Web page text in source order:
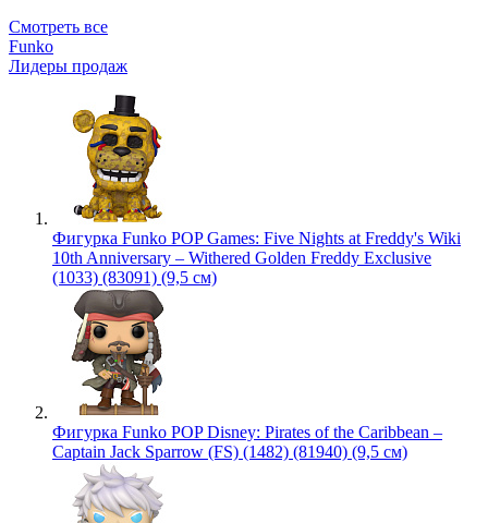
Смотреть все
Funko
Лидеры продаж
Фигурка Funko POP Games: Five Nights at Freddy's Wiki
10th Anniversary – Withered Golden Freddy Exclusive
(1033) (83091) (9,5 см)
Фигурка Funko POP Disney: Pirates of the Caribbean –
Captain Jack Sparrow (FS) (1482) (81940) (9,5 см)